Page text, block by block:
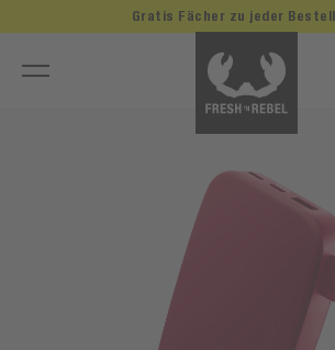
Gratis Fächer zu jeder